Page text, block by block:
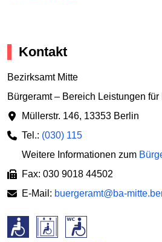
Kontakt
Bezirksamt Mitte
Bürgeramt – Bereich Leistungen
Müllerstr. 146, 13353 Berlin
Tel.: (030) 115
Weitere Informationen zum
Fax: 030 9018 44502
E-Mail: buergeramt@ba-